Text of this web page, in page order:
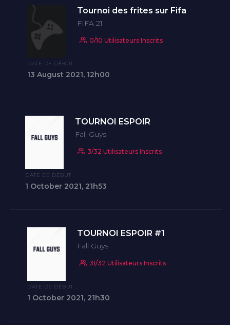
Tournoi des frites sur Fifa
FIFA 21
0/10 Utilisateurs Inscrits
DATE DE DÉBUT :
13 August 2021, 12h00
TOURNOI ESPOIR
Fall Guys
3/32 Utilisateurs Inscrits
DATE DE DÉBUT :
1 October 2021, 21h53
TOURNOI ESPOIR #1
Fall Guys
31/32 Utilisateurs Inscrits
DATE DE DÉBUT :
1 October 2021, 21h30